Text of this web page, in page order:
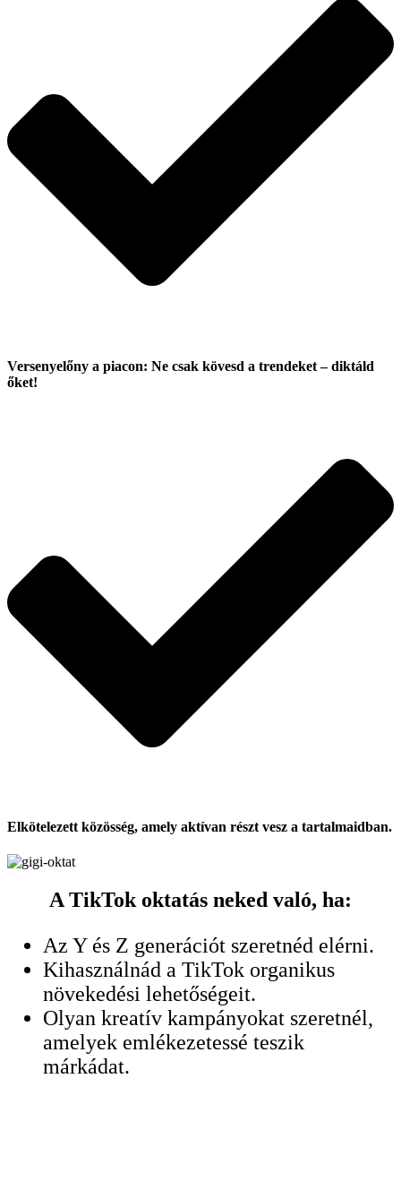
Versenyelőny a piacon: Ne csak kövesd a trendeket – diktáld
őket!
Elkötelezett közösség, amely aktívan részt vesz a tartalmaidban.
A TikTok oktatás neked való, ha:
Az Y és Z generációt szeretnéd elérni.
Kihasználnád a TikTok organikus
növekedési lehetőségeit.
Olyan kreatív kampányokat szeretnél,
amelyek emlékezetessé teszik
márkádat.